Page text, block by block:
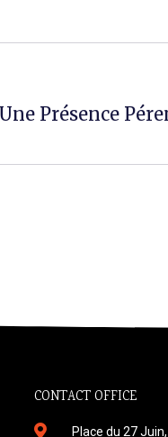
CONTACT OFFICE
Place du 27